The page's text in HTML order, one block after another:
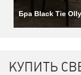
Бра Black Tie Olly
КУПИТЬ